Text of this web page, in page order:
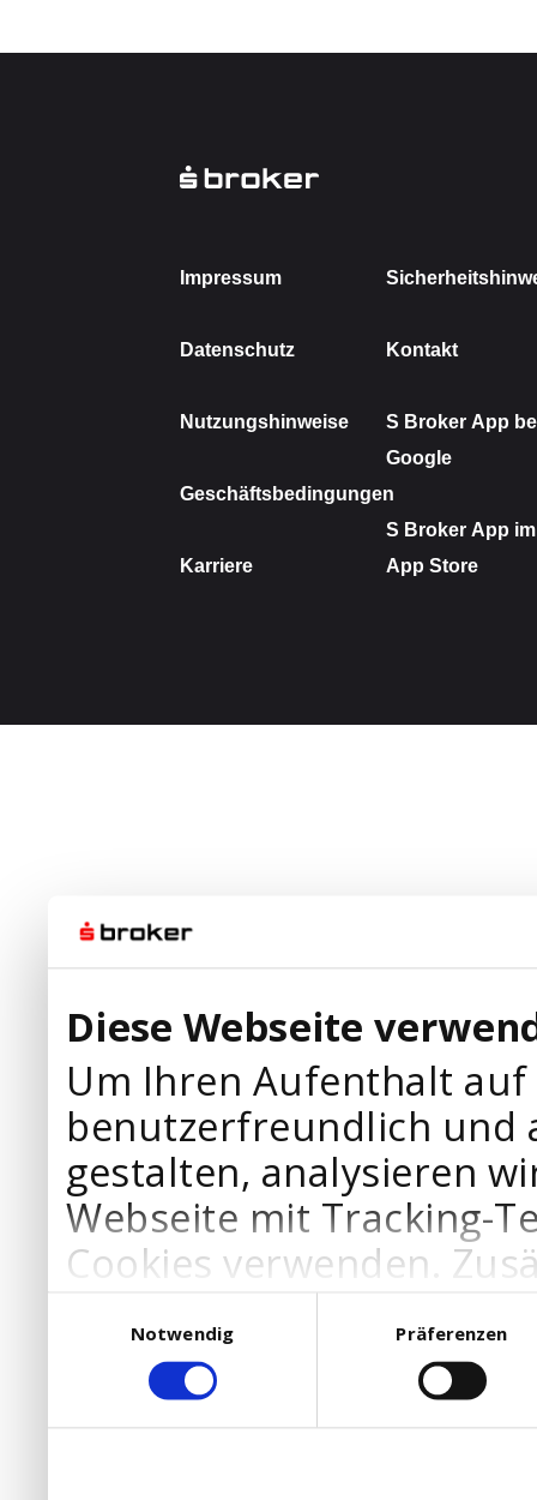
Diese Webseite
Um Ihren Aufenthalt
benutzerfreundlich und
gestalten, analysieren
Webseite mit Tracking-
Cookies verwenden.
Werbepartner
Ihre Bedürfnisse
die Verwendung von
DSGVO.
Notwendig
Präferenzen